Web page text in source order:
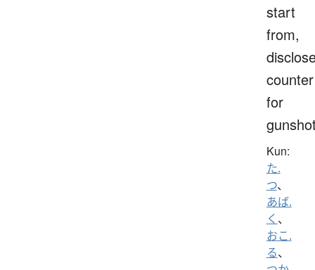
start
from,
counter
for
Kun:
た.
つ、
あば.
く 、
おこ.
る、